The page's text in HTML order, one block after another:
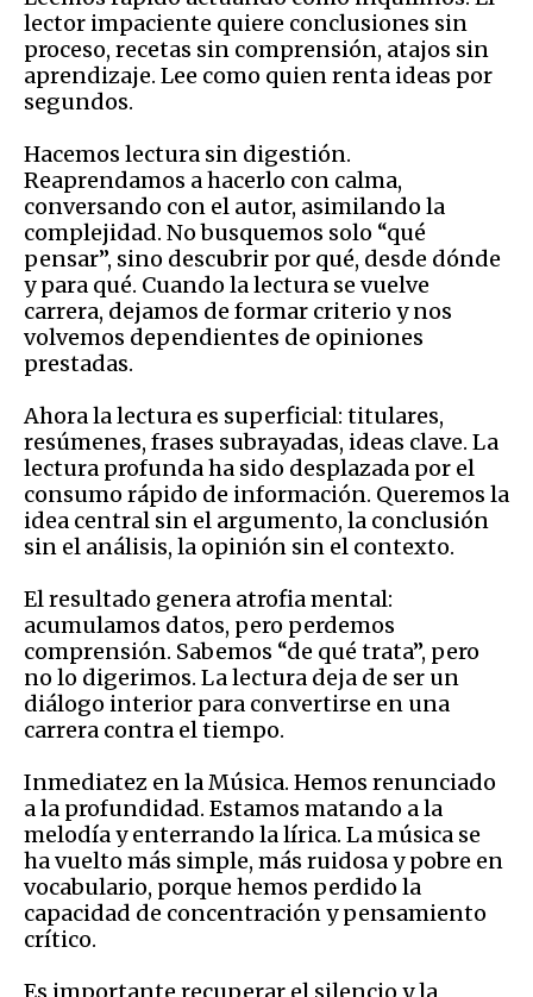
lector impaciente quiere conclusiones sin
proceso, recetas sin comprensión, atajos sin
aprendizaje. Lee como quien renta ideas por
segundos.
Hacemos lectura sin digestión.
Reaprendamos a hacerlo con calma,
conversando con el autor, asimilando la
complejidad. No busquemos solo “qué
pensar”, sino descubrir por qué, desde dónde
y para qué. Cuando la lectura se vuelve
carrera, dejamos de formar criterio y nos
volvemos dependientes de opiniones
prestadas.
Ahora la lectura es superficial: titulares,
resúmenes, frases subrayadas, ideas clave. La
lectura profunda ha sido desplazada por el
consumo rápido de información. Queremos la
idea central sin el argumento, la conclusión
sin el análisis, la opinión sin el contexto.
El resultado genera atrofia mental:
acumulamos datos, pero perdemos
comprensión. Sabemos “de qué trata”, pero
no lo digerimos. La lectura deja de ser un
diálogo interior para convertirse en una
carrera contra el tiempo.
Inmediatez en la Música. Hemos renunciado
a la profundidad. Estamos matando a la
melodía y enterrando la lírica. La música se
ha vuelto más simple, más ruidosa y pobre en
vocabulario, porque hemos perdido la
capacidad de concentración y pensamiento
crítico.
Es importante recuperar el silencio y la